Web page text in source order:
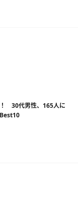
30代男性、165人に